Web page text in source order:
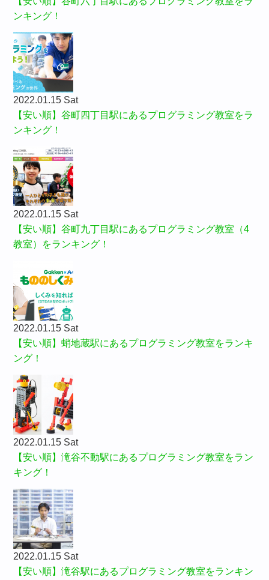
ンキング！
2022.01.15 Sat
【安い順】谷町四丁目駅にあるプログラミング教室をラ
ンキング！
2022.01.15 Sat
【安い順】谷町九丁目駅にあるプログラミング教室（4
教室）をランキング！
2022.01.15 Sat
【安い順】蛸地蔵駅にあるプログラミング教室をランキ
ング！
2022.01.15 Sat
【安い順】滝谷不動駅にあるプログラミング教室をラン
キング！
2022.01.15 Sat
【安い順】滝谷駅にあるプログラミング教室をランキン